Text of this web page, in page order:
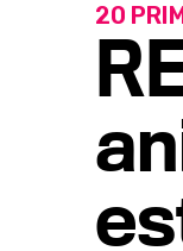
20